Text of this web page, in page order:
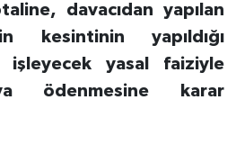
davacıdan yapılan
kesintinin yapıldığı
yasal faiziyle
ödenmesine karar